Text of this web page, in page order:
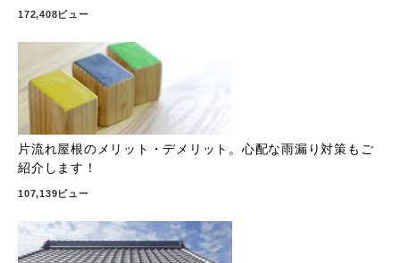
172,408ビュー
片流れ屋根のメリット・デメリット。心配な雨漏り対策もご
紹介します！
107,139ビュー